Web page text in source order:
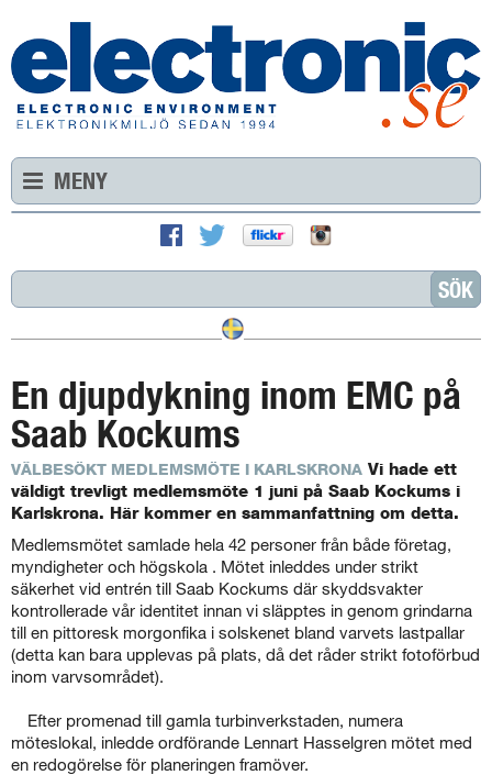
MENY
En djupdykning inom EMC på
Saab Kockums
VÄLBESÖKT MEDLEMSMÖTE I KARLSKRONA Vi hade ett
väldigt trevligt medlemsmöte 1 juni på Saab Kockums i
Karlskrona. Här kommer en sammanfattning om detta.
Medlemsmötet samlade hela 42 personer från både företag,
myndigheter och högskola . Mötet inleddes under strikt
säkerhet vid entrén till Saab Kockums där skyddsvakter
kontrollerade vår identitet innan vi släpptes in genom grindarna
till en pittoresk morgonfika i solskenet bland varvets lastpallar
(detta kan bara upplevas på plats, då det råder strikt fotoförbud
inom varvsområdet).
Efter promenad till gamla turbinverkstaden, numera
möteslokal, inledde ordförande Lennart Hasselgren mötet med
en redogörelse för planeringen framöver.